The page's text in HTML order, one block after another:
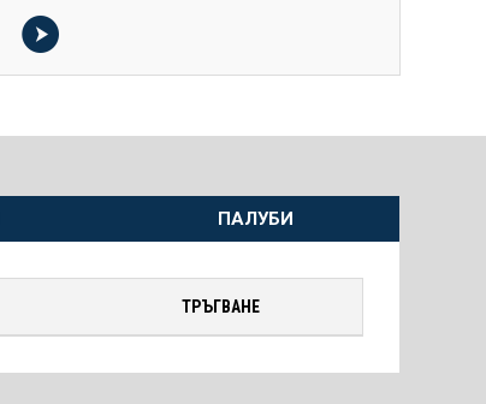
ПАЛУБИ
ТРЪГВАНЕ